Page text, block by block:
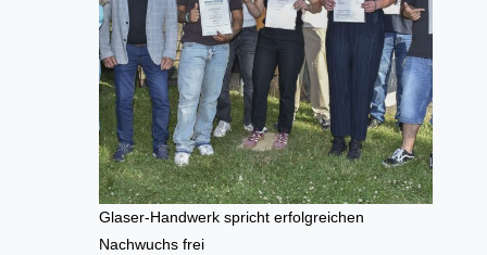
Glaser-Handwerk spricht erfolgreichen
Nachwuchs frei